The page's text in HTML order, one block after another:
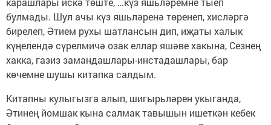
булмады. Шул ачы күз яшьләренә төренеп, хисләргә
бирелеп, Әтием рухы шатлансын дип, иҗаты халык
күңелендә сүрелмичә озак еллар яшәве хакына, Сезнең
хакка, газиз замандашлары-инстадашлары, бар
көчемне шушы китапка салдым.
Китапны кулыгызга алып, шигырьләрен укыганда,
Әтинең йомшак кына салмак тавышын ишеткән кебек